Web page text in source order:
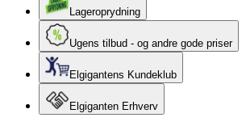
Lageroprydning
Ugens tilbud - og andre gode priser
Elgigantens Kundeklub
Elgiganten Erhverv